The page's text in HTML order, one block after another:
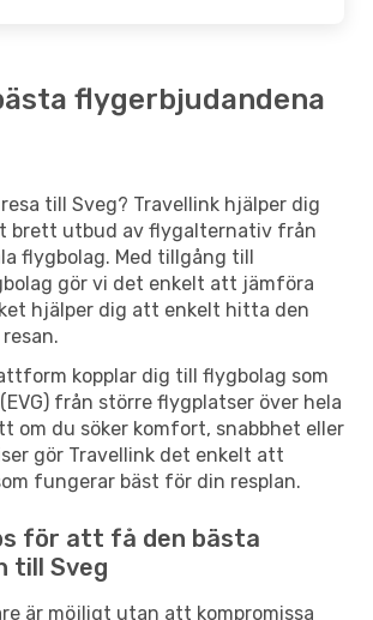
flygerbjudandena
till Sveg? Travellink hjälper dig
brett utbud av flygalternativ från
flygbolag. Med tillgång till
gör vi det enkelt att jämföra
hjälper dig att enkelt hitta den
kopplar dig till flygbolag som
från större flygplatser över hela
om du söker komfort, snabbhet eller
gör Travellink det enkelt att
fungerar bäst för din resplan.
för att få den bästa
till Sveg
är möjligt utan att kompromissa